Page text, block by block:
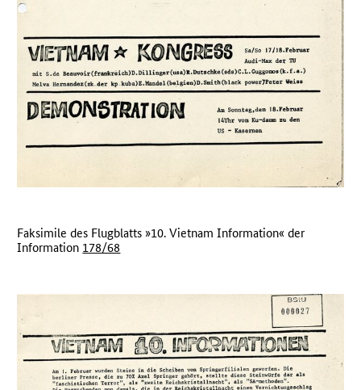
Faksimile des Flugblatts »10. Vietnam Information« der
Information 178/68